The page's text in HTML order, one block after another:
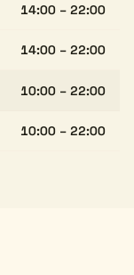
14:00 – 22:00
14:00 – 22:00
10:00 – 22:00
10:00 – 22:00